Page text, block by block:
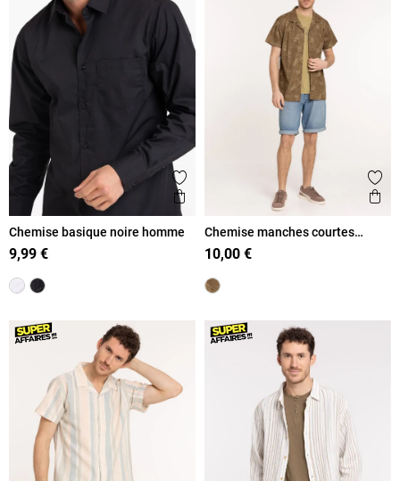
Ajouter aux favoris
Aperçu rapide
Chemise basique noire homme
9,99 €
Chemise manches courtes
imprimée homme
10,00 €